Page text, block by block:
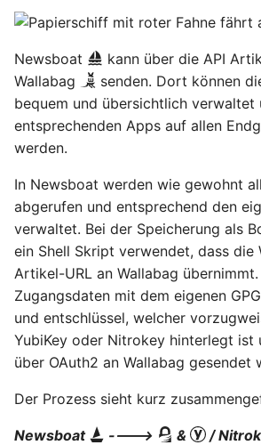
i
i
a
s
i
e
r
t
Nitrokey
OpenWrt
Pi-hole
Qubes OS
Raspberry-Pi
Software
Synology
Tools
Linux
Ansible
OpenWRT
LaTeX
Tools & Apps
zur Verwaltung von
OpenPGP-Schlüssel auf
den YubiKey exportieren
Öffentlichen SSH-
Schlüssel auf Linux-
Server übertragen und
für passwortlose
Anmeldung nutzen
YubiKey als zweiten
Faktor für den
Passwortmanager
KeePassXC
Thunderbird OpenPGP
verschlüsseln und
Secure LuCi Access Via
SSH
Secure LuCi Access Via SSH
Network Configuration
OpenWrt - Network
Configuration
Statistik And Monitoring
OpenWrt - Statistik And
Stubby
OpenWrt – Stubby
System Configuration
OpenWrt - System
Newsboat
kann über die API
Wallabag
senden. Dort können
bequem und übersichtlich verwaltet
entsprechenden Apps auf allen
werden.
In Newsboat werden wie gewohnt
abgerufen und entsprechend den
verwaltet. Bei der Speicherung als
ein Shell Skript verwendet, dass die
Artikel-URL an Wallabag
Zugangsdaten mit dem eigenen
und entschlüssel, welcher
YubiKey oder Nitrokey hinterlegt ist
über OAuth2 an Wallabag gesendet
Der Prozess sieht kurz
Newsboat ----> &
/